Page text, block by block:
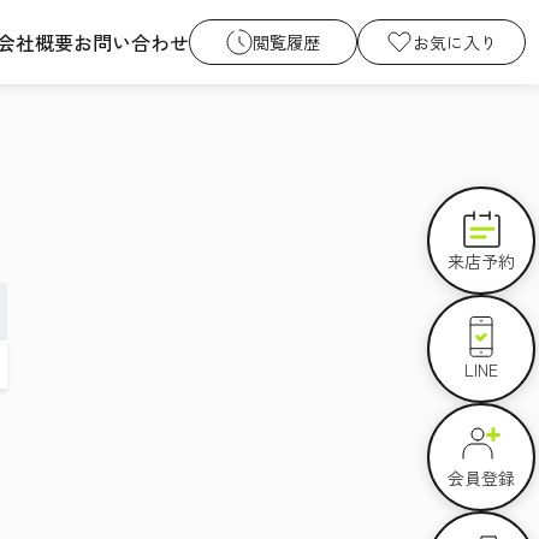
社概要お問い合わせ 閲覧履歴 お気に入り
来店予約
LINE
会員登録